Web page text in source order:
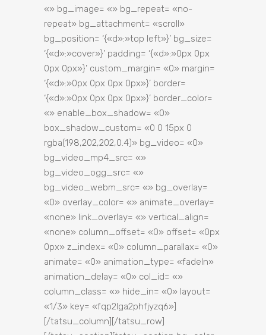
«» bg_image= «» bg_repeat= «no-
repeat» bg_attachment= «scroll»
bg_position= ‘{«d»:»top left»}’ bg_size=
‘{«d»:»cover»}’ padding= ‘{«d»:»0px 0px
0px 0px»}’ custom_margin= «0» margin=
‘{«d»:»0px 0px 0px 0px»}’ border=
‘{«d»:»0px 0px 0px 0px»}’ border_color=
«» enable_box_shadow= «0»
box_shadow_custom= «0 0 15px 0
rgba(198,202,202,0.4)» bg_video= «0»
bg_video_mp4_src= «»
bg_video_ogg_src= «»
bg_video_webm_src= «» bg_overlay=
«0» overlay_color= «» animate_overlay=
«none» link_overlay= «» vertical_align=
«none» column_offset= «0» offset= «0px
0px» z_index= «0» column_parallax= «0»
animate= «0» animation_type= «fadeIn»
animation_delay= «0» col_id= «»
column_class= «» hide_in= «0» layout=
«1/3» key= «fqp2lga2phfjyzq6»]
[/tatsu_column][/tatsu_row]